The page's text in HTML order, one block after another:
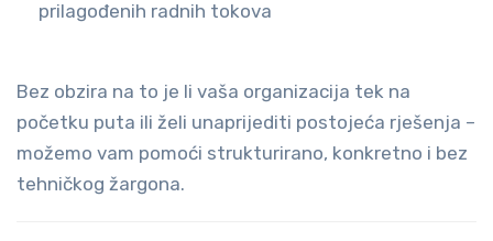
prilagođenih radnih tokova
Bez obzira na to je li vaša organizacija tek na
početku puta ili želi unaprijediti postojeća rješenja –
možemo vam pomoći strukturirano, konkretno i bez
tehničkog žargona.